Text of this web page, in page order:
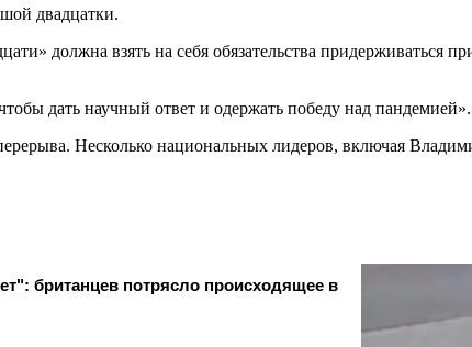
двадцатки.
должна взять на себя обязательства придерживаться
дать научный ответ и одержать победу над пандемией».
Несколько национальных лидеров, включая
британцев потрясло происходящее в